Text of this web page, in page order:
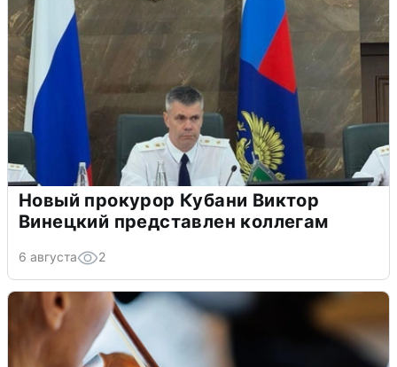
Новый прокурор Кубани Виктор
Винецкий представлен коллегам
6 августа 2